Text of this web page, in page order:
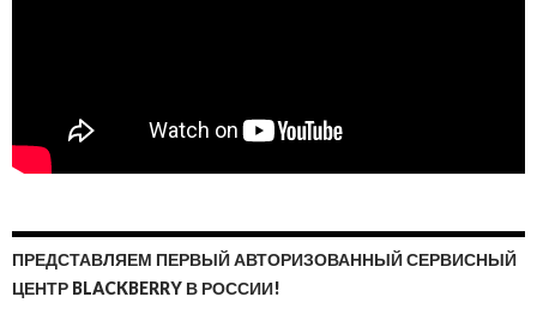
ПРЕДСТАВЛЯЕМ ПЕРВЫЙ АВТОРИЗОВАННЫЙ СЕРВИСНЫЙ
ЦЕНТР BLACKBERRY В РОССИИ!